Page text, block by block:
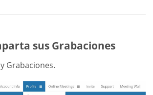
sus Grabaciones
Grabaciones.